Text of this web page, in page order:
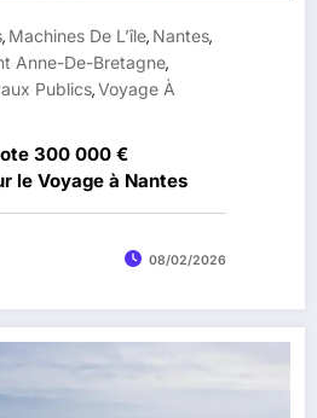
, Machines De L’île, Nantes,
Anne-De-Bretagne,
Publics,Voyage À
300 000 €
le Voyage à Nantes
08/02/2026